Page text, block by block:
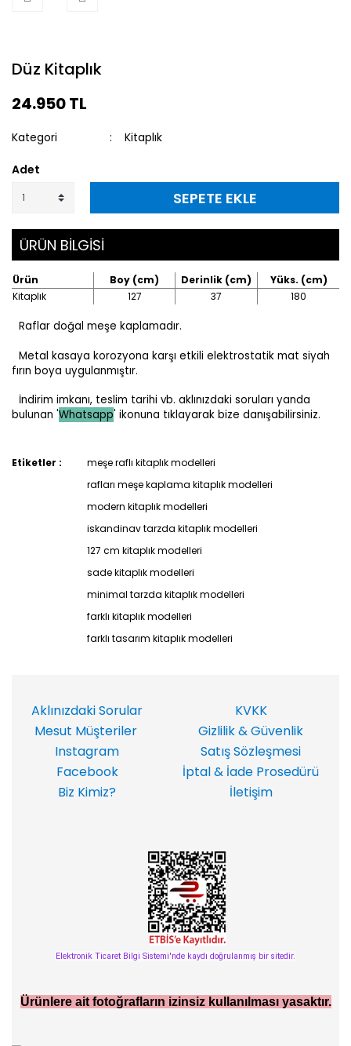
Düz Kitaplık
24.950 TL
Kategori Kitaplık
Adet
SEPETE EKLE
ÜRÜN BİLGİSİ
Ürün Boy (cm) Derinlik (cm)
Yüks. (cm)
Kitaplık
127 37 180
Raflar doğal meşe kaplamadır.
Metal kasaya korozyona karşı etkili elektrostatik mat siyah
fırın boya uygulanmıştır.
İndirim imkanı, teslim tarihi vb. aklınızdaki soruları yanda
bulunan 'Whatsapp' ikonuna tıklayarak bize danışabilirsiniz.
Etiketler :
meşe raflı kitaplık modelleri
rafları meşe kaplama kitaplık modelleri
modern kitaplık modelleri
iskandinav tarzda kitaplık modelleri
127 cm kitaplık modelleri
sade kitaplık modelleri
minimal tarzda kitaplık modelleri
farklı kitaplık modelleri
farklı tasarım kitaplık modelleri
Aklınızdaki Sorular
KVKK
Mesut Müşteriler
Gizlilik & Güvenlik
Instagram
Satış Sözleşmesi
Facebook
İptal & İade Prosedürü
Biz Kimiz?
İletişim
Elektronik Ticaret Bilgi Sistemi'nde kaydı doğrulanmış bir sitedir.
Ürünlere ait fotoğrafların izinsiz kullanılması yasaktır.